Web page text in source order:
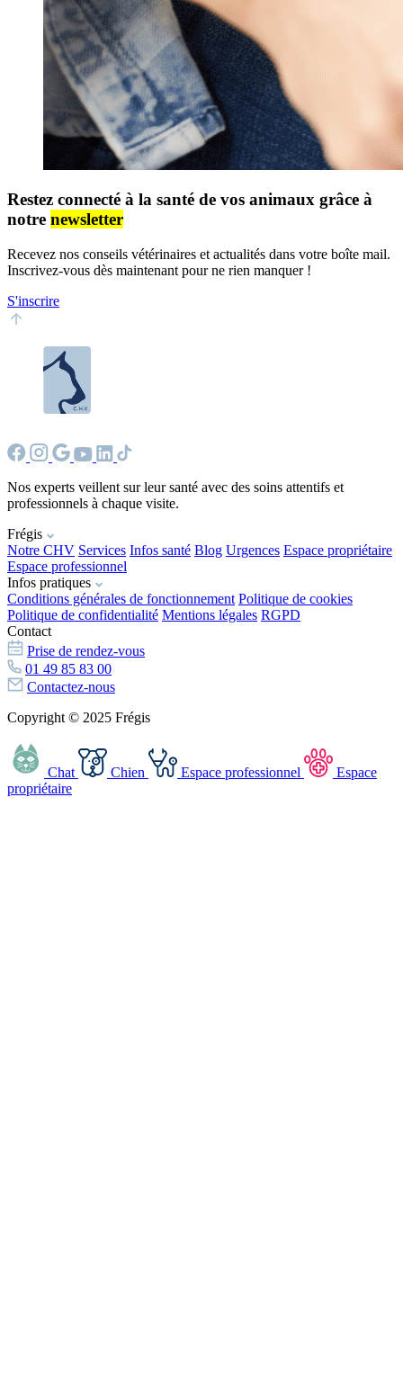
Restez connecté à la santé de vos animaux grâce à
notre newsletter
Recevez nos conseils vétérinaires et actualités dans votre boîte mail.
Inscrivez-vous dès maintenant pour ne rien manquer !
S'inscrire
Nos experts veillent sur leur santé avec des soins attentifs et
professionnels à chaque visite.
Frégis
Notre CHV Services Infos santé Blog Urgences Espace propriétaire
Espace professionnel
Infos pratiques
Conditions générales de fonctionnement Politique de cookies
Politique de confidentialité Mentions légales RGPD
Contact
Prise de rendez-vous
01 49 85 83 00
Contactez-nous
Copyright © 2025 Frégis
Chat Chien Espace professionnel
Espace
propriétaire